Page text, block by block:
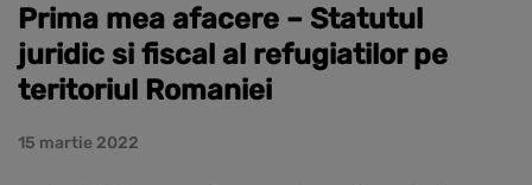
Prima mea afacere – Statutul
juridic si fiscal al refugiatilor pe
teritoriul Romaniei
15 martie 2022